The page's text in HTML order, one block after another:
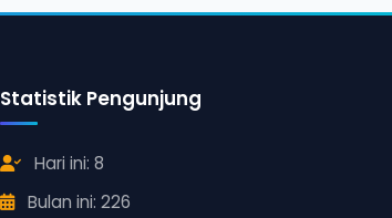
Statistik Pengunjung
Hari ini: 8
Bulan ini: 226